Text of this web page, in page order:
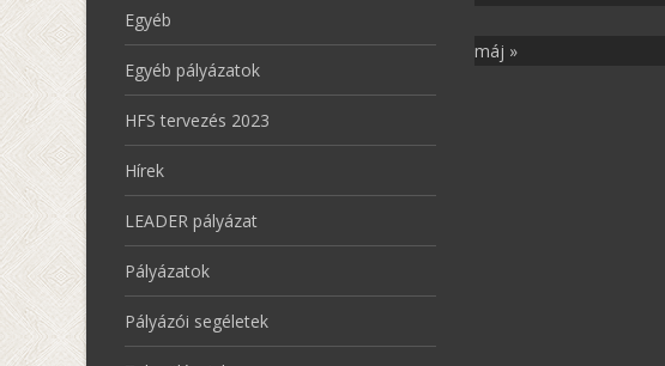
máj »
Egyéb
Egyéb pályázatok
HFS tervezés 2023
Hírek
LEADER pályázat
Pályázatok
Pályázói segéletek